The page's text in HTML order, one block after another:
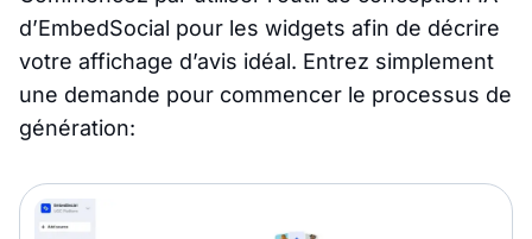
d’EmbedSocial pour les widgets afin de décrire
votre affichage d’avis idéal. Entrez simplement
une demande pour commencer le processus de
génération: